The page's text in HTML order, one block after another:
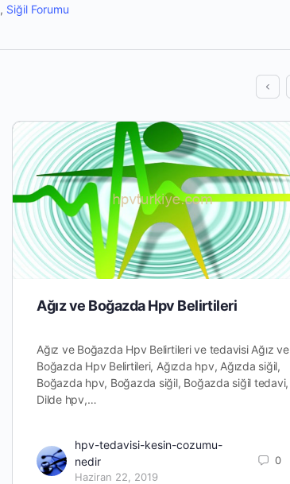
, Siğil Forumu
Ağız ve Boğazda Hpv Belirtileri
Ağız ve Boğazda Hpv Belirtileri ve tedavisi Ağız ve
Boğazda Hpv Belirtileri, Ağızda hpv, Ağızda siğil,
Boğazda hpv, Boğazda siğil, Boğazda siğil tedavi,
Dilde hpv,…
hpv-tedavisi-kesin-cozumu-
nedir
Haziran 22, 2019
0